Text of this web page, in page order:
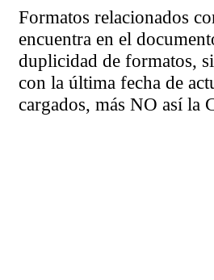
Formatos relacionados
encuentra en el
duplicidad de formatos,
con la última fecha de
cargados, más NO así